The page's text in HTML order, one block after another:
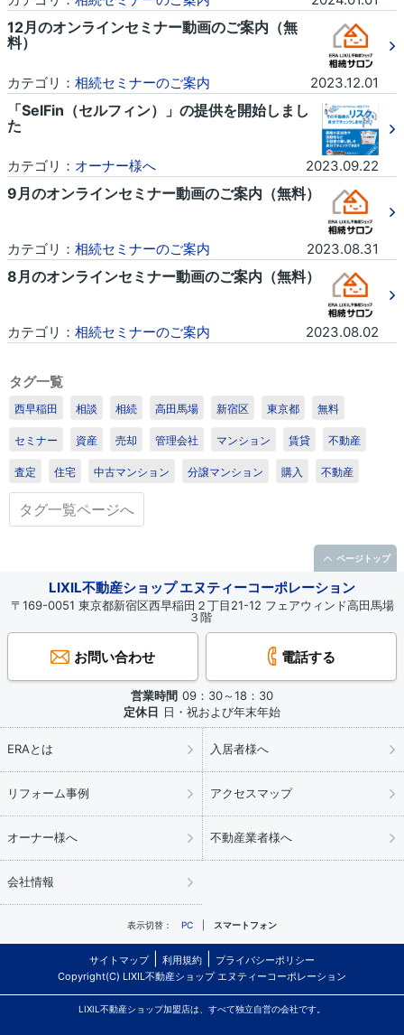
12月のオンラインセミナー動画のご案内（無
料）
カテゴリ： 相続セミナーのご案内 2023.12.01
「SelFin（セルフィン）」の提供を開始しまし
た
カテゴリ： オーナー様へ 2023.09.22
9月のオンラインセミナー動画のご案内（無料）
カテゴリ： 相続セミナーのご案内 2023.08.31
8月のオンラインセミナー動画のご案内（無料）
カテゴリ： 相続セミナーのご案内 2023.08.02
タグ一覧
西早稲田 相談 相続 高田馬場 新宿区 東京都 無料
セミナー 資産 売却 管理会社 マンション 賃貸 不動産
査定 住宅 中古マンション 分譲マンション 購入 不動産
タグ一覧ページへ
LIXIL不動産ショップ エヌティーコーポレーション
〒169-0051 東京都新宿区西早稲田２丁目21-12 フェアウィンド高田馬場
３階
お問い合わせ 電話する
営業時間 09：30～18：30
定休日 日・祝および年末年始
ERAとは 入居者様へ
リフォーム事例 アクセスマップ
オーナー様へ 不動産業者様へ
会社情報
表示切替： PC スマートフォン
サイトマップ 利用規約
プライバシーポリシー
Copyright(C) LIXIL不動産ショップ エヌティーコーポレーション
LIXIL不動産ショップ加盟店は、すべて独立自営の会社です。
ページトップ